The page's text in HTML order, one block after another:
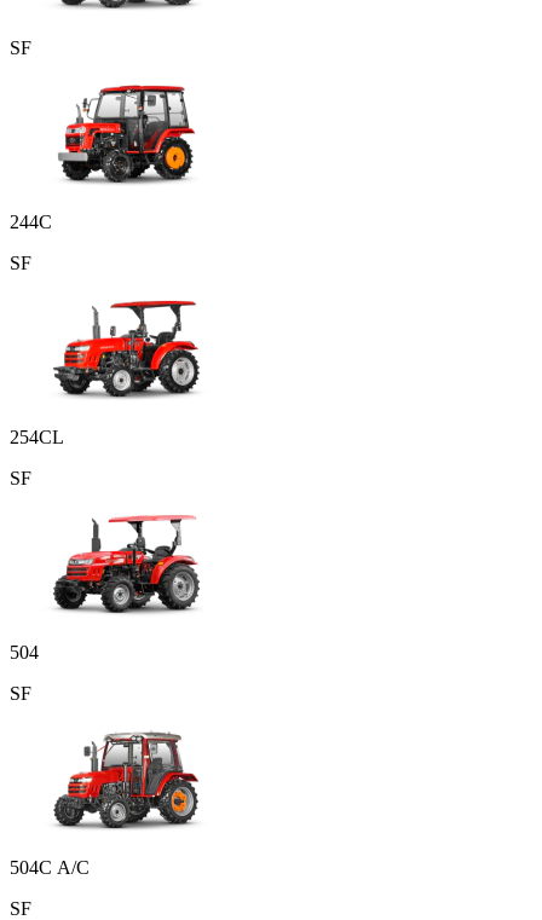
SF
244С
SF
254CL
SF
504
SF
504С A/C
SF